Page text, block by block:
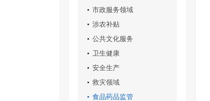
市政服务领域
涉农补贴
公共文化服务
卫生健康
安全生产
救灾领域
食品药品监管